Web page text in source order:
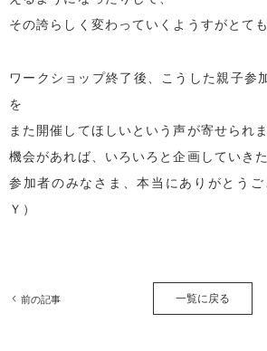
その誇らしく変わっていくようすがとて
ワークショップ終了後、こうした親子参
を
また開催してほしいという声が寄せられま
機会があれば、いろいろと企画していき
参加者のみなさま、本当にありがとう
Ｙ）
前の記事 一覧に戻る